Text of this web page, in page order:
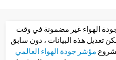
الهواء غير مضمونة في وقت
تعديل هذه البيانات ، دون سابق
مؤشر جودة الهواء العالمي